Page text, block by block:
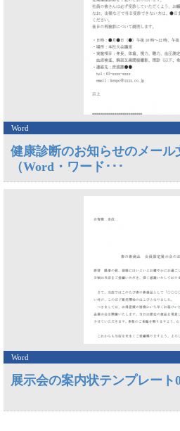
Word
健康診断のお知らせのメール
（Word・ワード･･･
Word
展示会の案内状テンプレート